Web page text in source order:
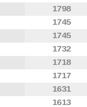
1798
1745
1745
1732
1718
1717
1631
1613